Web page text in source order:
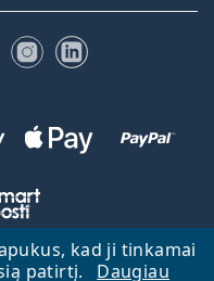
kad ji tinkamai
patirtį.
Daugiau
Instagram
LinkedIn
Eiti aukštyn